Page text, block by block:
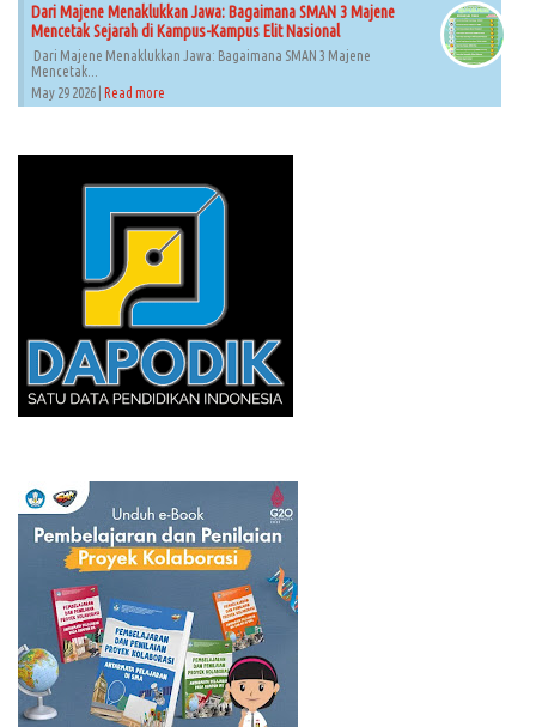
Dari Majene Menaklukkan Jawa: Bagaimana SMAN 3 Majene
Mencetak Sejarah di Kampus-Kampus Elit Nasional
Dari Majene Menaklukkan Jawa: Bagaimana SMAN 3 Majene
Mencetak...
May 29 2026 | Read more